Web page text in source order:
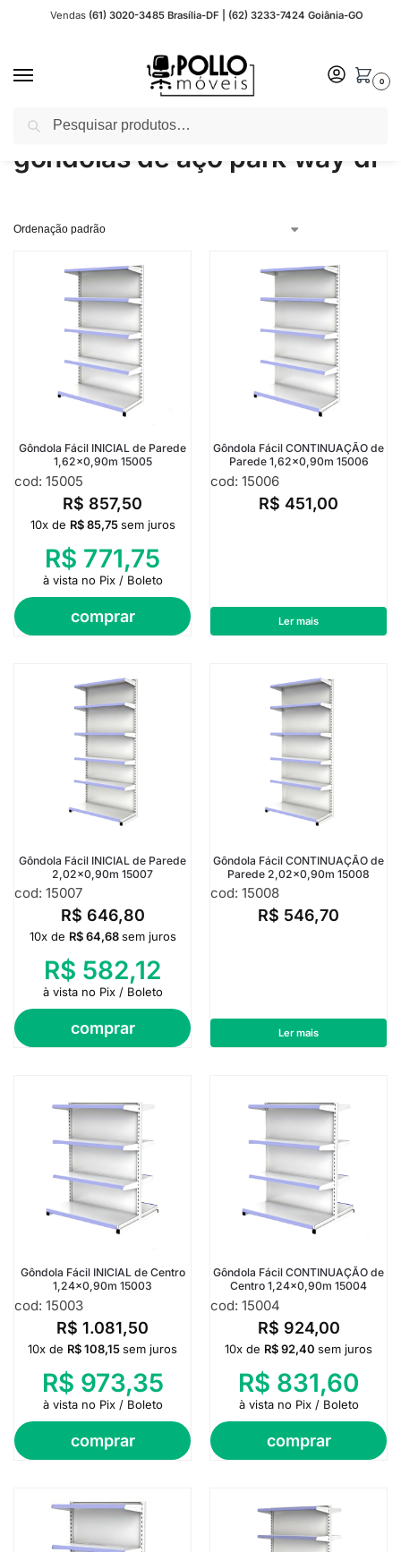
Vendas (61) 3020-3485 Brasília-DF | (62) 3233-7424 Goiânia-GO
0
Início Produtos marcados com a tag “gondolas de aço park way df”
gondolas de aço park way df
Gôndola Fácil INICIAL de Parede
1,62×0,90m 15005
cod: 15005
R$ 857,50
comprar
10x de R$85,75 sem juros
R$ 771,75
à vista no Pix / Boleto
Gôndola Fácil CONTINUAÇÃO de
Parede 1,62×0,90m 15006
cod: 15006
R$ 451,00
Ler mais
Gôndola Fácil INICIAL de Parede
2,02×0,90m 15007
cod: 15007
R$ 646,80
comprar
10x de R$64,68 sem juros
R$ 582,12
à vista no Pix / Boleto
Gôndola Fácil CONTINUAÇÃO de
Parede 2,02×0,90m 15008
cod: 15008
R$ 546,70
Ler mais
Gôndola Fácil INICIAL de Centro
1,24×0,90m 15003
cod: 15003
R$ 1.081,50
comprar
10x de R$108,15sem juros
R$ 973,35
à vista no Pix / Boleto
Gôndola Fácil CONTINUAÇÃO de
Centro 1,24×0,90m 15004
cod: 15004
R$ 924,00
comprar
10x de R$92,40 sem juros
R$ 831,60
à vista no Pix / Boleto